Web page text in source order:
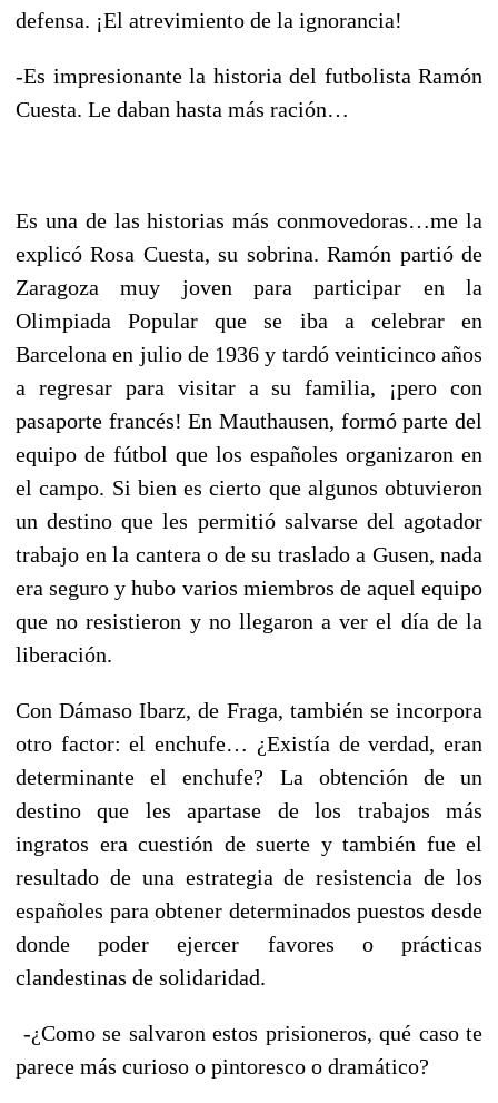
defensa. ¡El atrevimiento de la ignorancia!
-Es impresionante la historia del futbolista Ramón
Cuesta. Le daban hasta más ración…
Es una de las historias más conmovedoras…me la
explicó Rosa Cuesta, su sobrina. Ramón partió de
Zaragoza muy joven para participar en la
Olimpiada Popular que se iba a celebrar en
Barcelona en julio de 1936 y tardó veinticinco años
a regresar para visitar a su familia, ¡pero con
pasaporte francés! En Mauthausen, formó parte del
equipo de fútbol que los españoles organizaron en
el campo. Si bien es cierto que algunos obtuvieron
un destino que les permitió salvarse del agotador
trabajo en la cantera o de su traslado a Gusen, nada
era seguro y hubo varios miembros de aquel equipo
que no resistieron y no llegaron a ver el día de la
liberación.
Con Dámaso Ibarz, de Fraga, también se incorpora
otro factor: el enchufe… ¿Existía de verdad, eran
determinante el enchufe? La obtención de un
destino que les apartase de los trabajos más
ingratos era cuestión de suerte y también fue el
resultado de una estrategia de resistencia de los
españoles para obtener determinados puestos desde
donde poder ejercer favores o prácticas
clandestinas de solidaridad.
-¿Como se salvaron estos prisioneros, qué caso te
parece más curioso o pintoresco o dramático?